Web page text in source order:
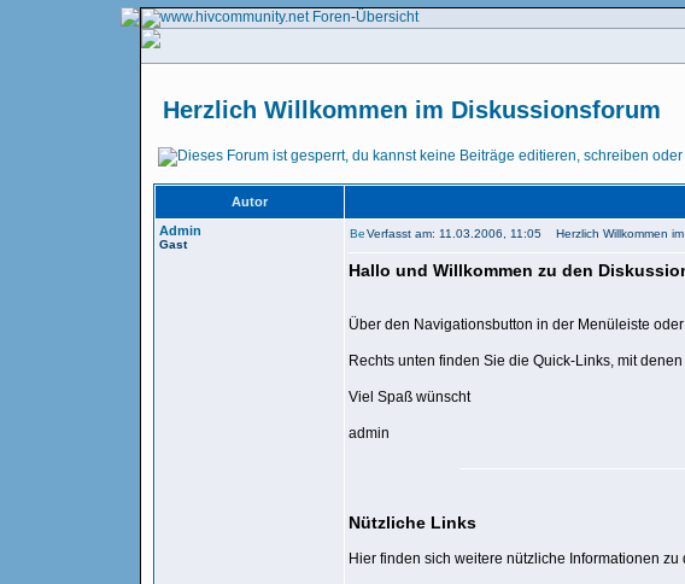
Herzlich Willkommen im Diskussionsforum
Autor
Admin
Gast
Verfasst am: 11.03.2006, 11:05 Herzlich Willkommen im
Hallo und Willkommen zu den
Über den Navigationsbutton in der Menüleiste
Rechts unten finden Sie die Quick-Links, mit
Viel Spaß wünscht
admin
Nützliche Links
Hier finden sich weitere nützliche Informationen